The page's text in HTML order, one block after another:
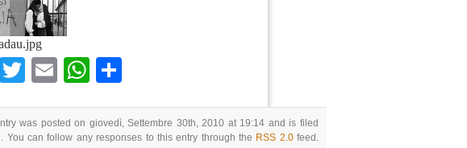
Facebook
TwitterEmailWhatsApp
was posted on giovedì, Settembre 30th, 2010 at 19:14 and is filed
You can follow any responses to this entry through the RSS 2.0feed.